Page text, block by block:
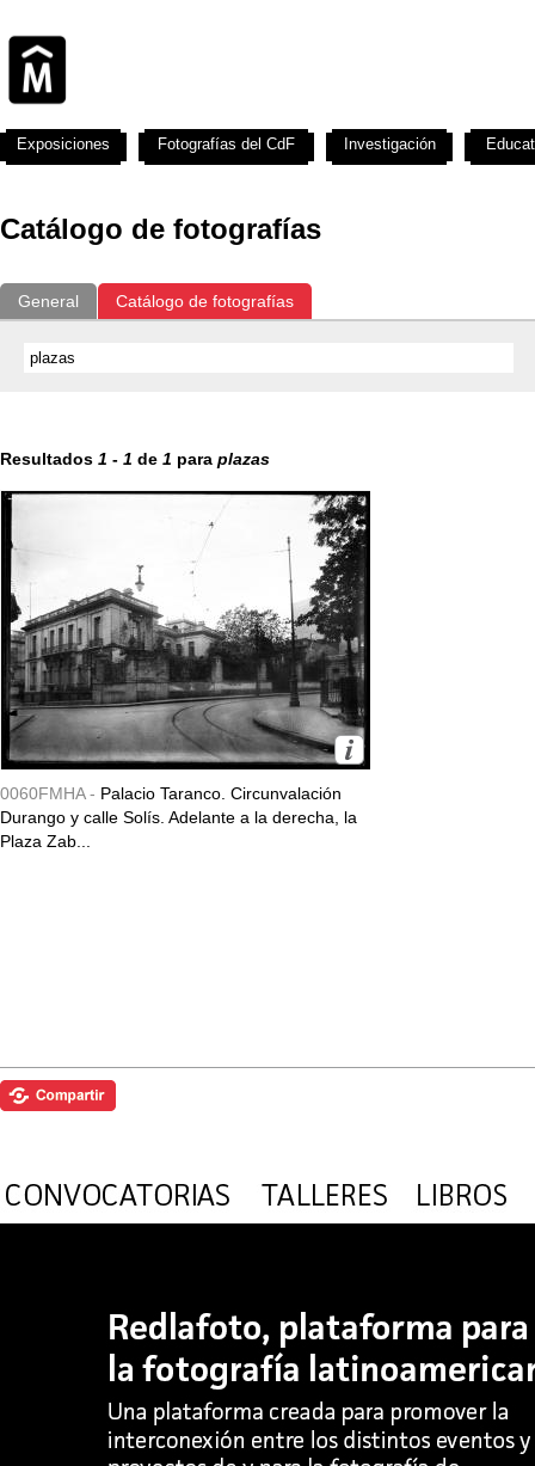
Catálogo de fotografías
General Catálogo de fotografías
Resultados 1 - 1 de 1 para plazas
0060FMHA - Palacio Taranco. Circunvalación
Durango y calle Solís. Adelante a la derecha, la
Plaza Zab...
Exposiciones Fotografías del CdF Investigación